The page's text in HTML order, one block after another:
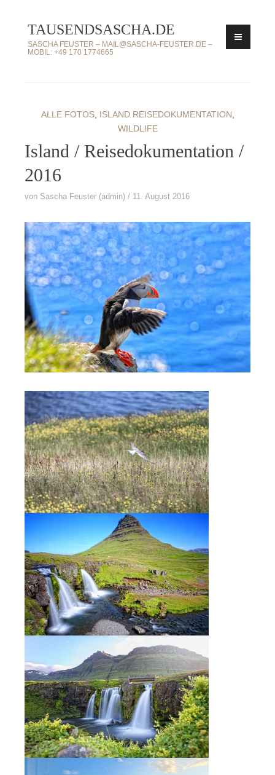
Inhalt
springen
TAUSENDSASCHA.DE
SASCHA FEUSTER – MAIL@SASCHA-FEUSTER.DE –
MOBIL: +49 170 1774665
ALLE FOTOS, ISLAND REISEDOKUMENTATION
WILDLIFE
Island / Reisedokumentation /
2016
von Sascha Feuster (admin) 11. August 2016